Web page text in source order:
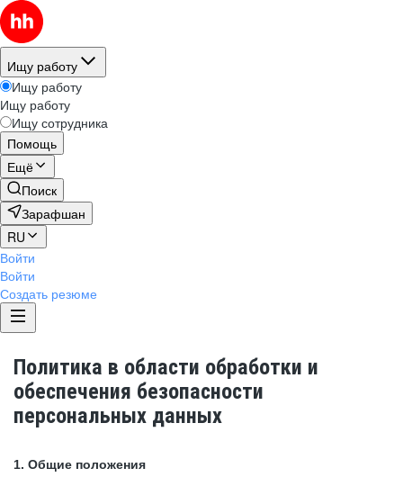
Ищу работу
Ищу работу
Ищу работу
Ищу сотрудника
Помощь
Ещё
Поиск
Зарафшан
RU
Войти
Войти
Создать резюме
Политика в области обработки и
обеспечения безопасности
персональных данных
1. Общие положения